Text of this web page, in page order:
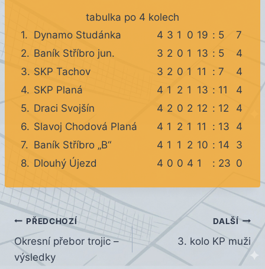
tabulka po 4 kolech
1. Dynamo Studánka 4 3 1 0 19 : 5
7
2. Baník Stříbro jun. 3 2 0 1 13 : 5
4
3. SKP Tachov 3 2 0 1 11 : 7
4
4. SKP Planá 4 1 2 1 13 : 11
4
5. Draci Svojšín 4 2 0 2 12 : 12
4
6. Slavoj Chodová Planá 4 1 2 1 11 : 13
4
7. Baník Stříbro „B“ 4 1 1 2 10 : 14
3
8. Dlouhý Újezd 4 0 0 4 1 : 23 0
Navigace
pro
PŘEDCHOZÍ
Okresní přebor trojic –
výsledky
DALŠÍ
3. kolo KP muži